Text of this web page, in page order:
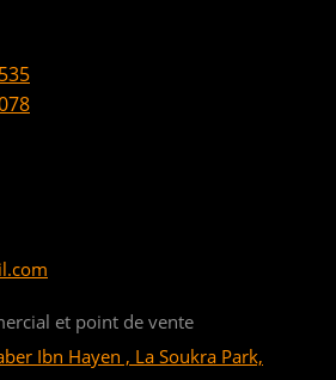
et point de vente
Ibn Hayen , La Soukra Park,